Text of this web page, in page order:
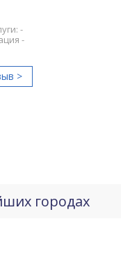
-
-
>
городах